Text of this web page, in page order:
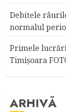
Debitele
normalul
Primele
Timişoara
ARHIVĂ